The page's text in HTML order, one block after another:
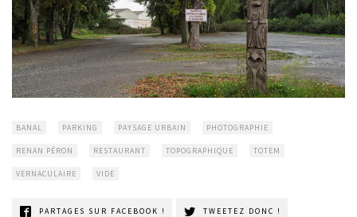
BANAL PARKING PAYSAGE URBAIN PHOTOGRAPHIE
RENAN PÉRON RESTAURANT TOPOGRAPHIQUE TOTEM
VERNACULAIRE VIDE
PARTAGES SUR FACEBOOK ! TWEETEZ DONC !